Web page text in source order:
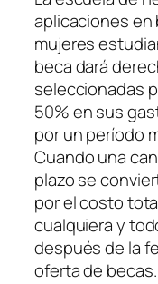
aplicaciones en
mujeres
beca dará
seleccionadas
50% en sus
por un período
Cuando una
plazo se
por el costo
cualquiera y
después de la
oferta de becas.